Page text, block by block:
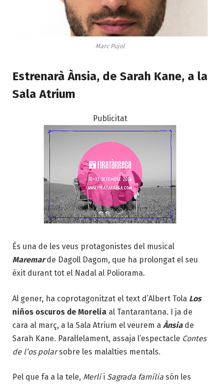
Marc Pujol
Estrenarà Ànsia, de Sarah Kane, a la
Sala Atrium
Publicitat
És una de les veus protagonistes del musical
Maremarde Dagoll Dagom, que ha prolongat el seu
èxit durant tot el Nadal al Poliorama.
Al gener, ha coprotagonitzat el text d’Albert Tola Los
niños oscuros de Morelia al Tantarantana. I ja de
cara al març, a la Sala Atrium el veurem a Ànsiade
Sarah Kane. Paral·lelament, assaja l’espectacle Contes
de l’os polarsobre les malalties mentals.
Pel que fa a la tele, Merlíi Sagrada família són les